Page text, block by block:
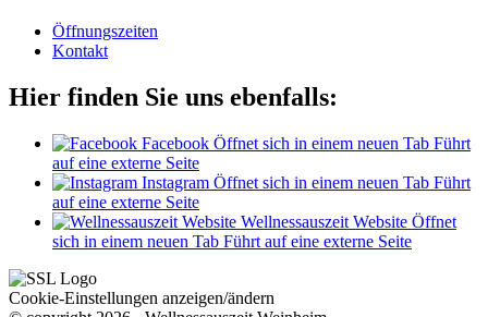
Öffnungszeiten
Kontakt
Hier finden Sie uns ebenfalls:
Facebook Öffnet sich in einem neuen Tab Führt
auf eine externe Seite
Instagram Öffnet sich in einem neuen Tab Führt
auf eine externe Seite
Wellnessauszeit Website Öffnet
sich in einem neuen Tab Führt auf eine externe Seite
Cookie-Einstellungen anzeigen/ändern